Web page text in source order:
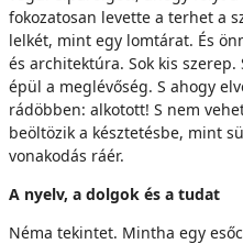
fokozatosan levette a terhet a
lelkét, mint egy lomtárat. És
és architektúra. Sok kis
épül a meglévőség. S ahogy
rádöbben: alkotott! S nem
beöltözik a késztetésbe, mint
vonakodás ráér.
A nyelv, a dolgok és a tudat
Néma tekintet. Mintha egy